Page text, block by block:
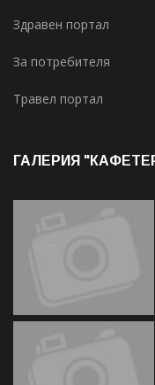
Здравен портал
За потребителя
Травел портал
ГАЛЕРИЯ